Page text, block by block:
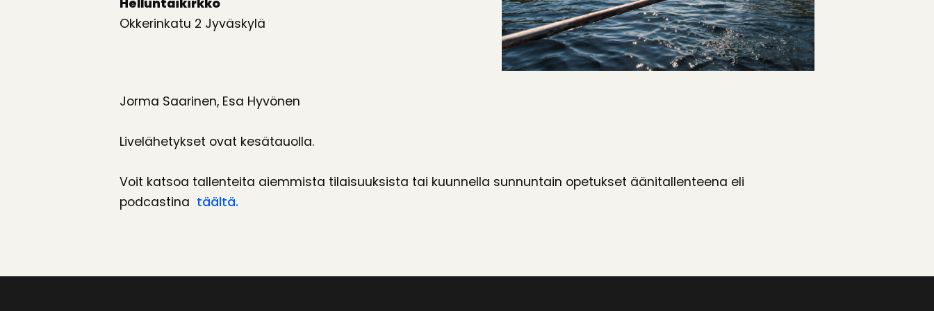
Okkerinkatu 2 Jyväskylä
Jorma Saarinen, Esa Hyvönen
Livelähetykset ovat kesätauolla.
Voit katsoa tallenteita aiemmista tilaisuuksista tai kuunnella sunnuntain opetukset äänitallenteena eli
podcastina täältä.